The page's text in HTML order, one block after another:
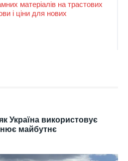
матеріалів на трастових
і ціни для нових
Україна використовує
майбутнє